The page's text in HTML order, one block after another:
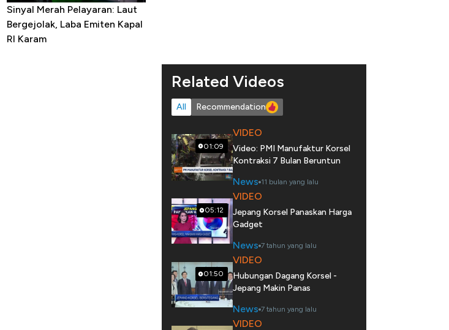
Sinyal Merah Pelayaran: Laut
Bergejolak, Laba Emiten Kapal
RI Karam
Related Videos
All Recommendation
01:09
VIDEO
Video: PMI Manufaktur Korsel
Kontraksi 7 Bulan Beruntun
News 11 bulan yang lalu
05:12
VIDEO
Jepang Korsel Panaskan Harga
Gadget
News 7 tahun yang lalu
01:50
VIDEO
Hubungan Dagang Korsel -
Jepang Makin Panas
News 7 tahun yang lalu
VIDEO